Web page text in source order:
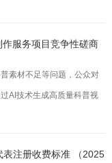
的供应商，有关事宜如
国际，国内大型学术会议
服务项目竞争性磋商
素材不足等问题，公众对
AI技术生成高质量科普视
效率。拟采购预防接种领
料：1.企业营业执照[副本]
表注册收费标准 （2025